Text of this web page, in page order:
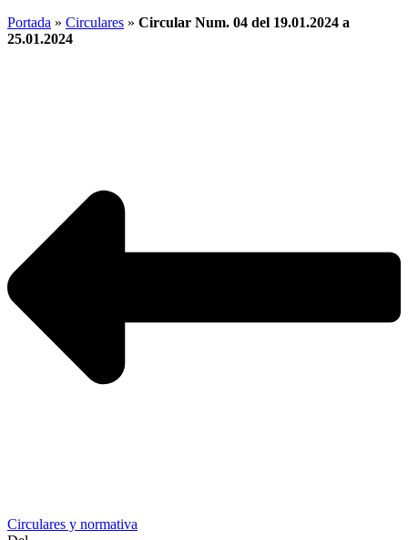
Portada » Circulares » Circular Num. 04 del 19.01.2024 a
25.01.2024
Circulares y normativa